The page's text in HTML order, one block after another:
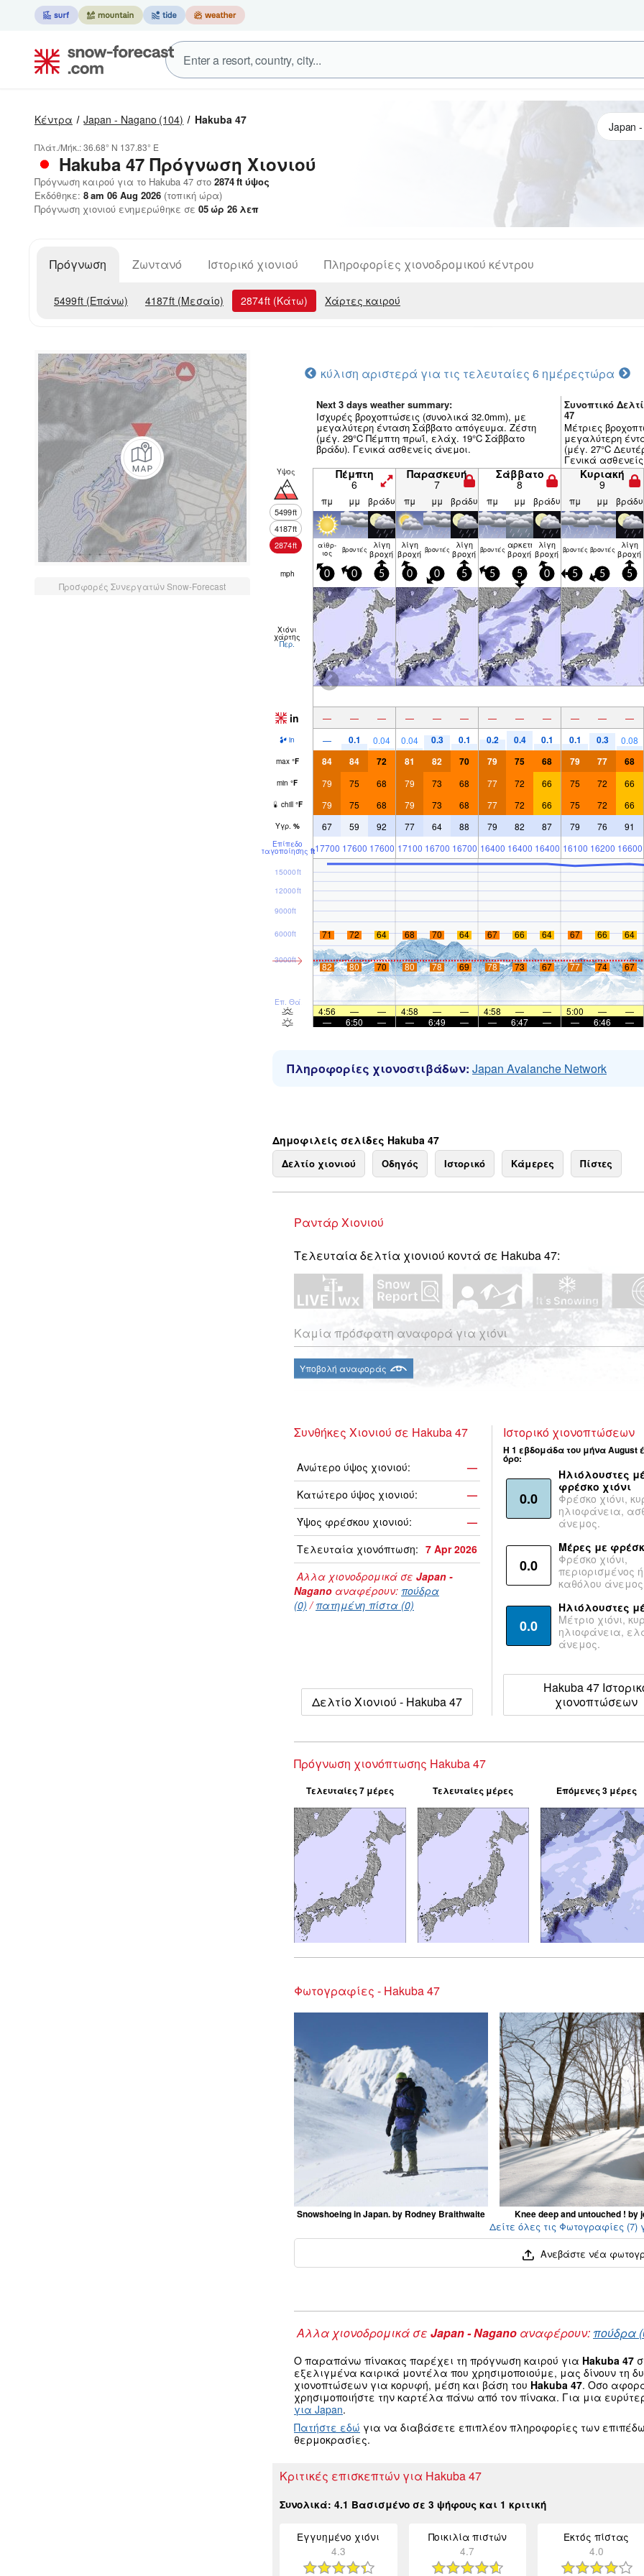
Κέντρα Japan - Nagano (104) Hakuba 47
Πλάτ./Μήκ.:36.68° N 137.83° E
Hakuba 47 Πρόγνωση Χιονιού
Πρόγνωση καιρού για το Hakuba 47 στο 2874ft ύψος
Εκδόθηκε: 8 am 06 Aug 2026 (τοπική ώρα)
Πρόγνωση χιονιού ενημερώθηκε σε 05ώρ 26 λεπ
Πρόγνωση Ζωντανό Ιστορικό χιονιού Πληροφορίες χιονοδρομικού κέντρου
5499ft (Επάνω) 4187ft (Μεσαίο) 2874ft (Κάτω) Χάρτες καιρού
Προσφορές Συνεργατών Snow-Forecast
κύλιση αριστερά για τις τελευταίες 6 ημέρεςτώρα
Next 3 days weather summary:
Ισχυρές βροχοπτώσεις (συνολικά 32.0mm), με
μεγαλύτερη ένταση Σάββατο απόγευμα. Ζέστη
(μέγ. 29°C Πέμπτη πρωΐ, ελάχ. 19°C Σάββατο
βράδυ). Γενικά ασθενείς άνεμοι.
Συνοπτικό
47
Μέτριες
μεγαλύτερη
(μέγ. 27°C
Γενικά
Υψος
5499ft
4187ft
2874ft
Πέμπτη
6
Παρασκευή
7
Σάββατο
8
Κυριακή
9
πμ μμ βράδυ πμ μμ βράδυ πμ μμ βράδυ πμ μμ βράδυ
αίθρ­
ιος βρον­τές λίγη
βροχή
λίγη
βροχή βρον­τές λίγη
βροχή βρον­τές αρκετή
βροχή
λίγη
βροχή βρον­τές βρον­τές λίγη
βροχή
mph 0 0 5 0 0 5 5 5 0 5 5 5
Χιόνι
χάρτης
Περ.
in — — — — — — — — — — — —
in — 0.1 0.04 0.04 0.3 0.1 0.2 0.4 0.1 0.1 0.3 0.08
max °F 84 84 72 81 82 70 79 75 68 79 77 68
min °F 79 75 68 79 73 68 77 72 66 75 72 66
chill °F 79 75 68 79 73 68 77 72 66 75 72 66
Υγρ. % 67 59 92 77 64 88 79 82 87 79 76 91
Επίπεδο
παγοποίησης ft17700 17600 17600 17100 16700 16700 16400 16400 16400 16100 16200 16600
Επ. Θάλ
3000ft
6000ft
9000ft
12000ft
15000ft
71 72 64 68 70 64 67 66 64 67 66 64
82 80 70 80 78 69 78 73 67 77 74 67
4:56 — — 4:58 — — 4:58 — — 5:00 — —
—
6:50 — — 6:49 — — 6:47 — — 6:46 —
Πληροφορίες χιονοστιβάδων: Japan Avalanche Network
Δημοφιλείς σελίδες Hakuba 47
Δελτίο χιονιού Οδηγός Ιστορικό Κάμερες Πίστες
Ραντάρ Χιονιού
Τελευταία δελτία χιονιού κοντά σε Hakuba 47:
Καμία πρόσφατη αναφορά για χιόνι
Υποβολή αναφοράς
Συνθήκες Χιονιού σε Hakuba 47
Ανώτερο ύψος χιονιού:
—
Κατώτερο ύψος χιονιού:
—
Ύψος φρέσκου χιονιού:
—
Τελευταία χιονόπτωση: 7 Apr 2026
Αλλα χιονοδρομικά σε Japan -
Nagano αναφέρουν: πούδρα
(0) /πατημένη πίστα (0)
Δελτίο Χιονιού - Hakuba 47
Ιστορικό χιονοπτώσεων
Η 1 εβδομάδα του μήνα August
όρο:
0.0
Ηλιόλουστες
φρέσκο χιόνι
Φρέσκο χιόνι,
ηλιοφάνεια,
άνεμος.
0.0
Μέρες με
Φρέσκο χιόνι,
περιορισμένος
καθόλου
0.0
Ηλιόλουστες
Μέτριο χιόνι,
ηλιοφάνεια,
άνεμος.
Hakuba 47
χιονοπτώσεων
Πρόγνωση χιονόπτωσης Hakuba 47
Τελευταίες 7 μέρες Τελευταίες μέρες Επόμενες 3 μέρες
Φωτογραφίες - Hakuba 47
Snowshoeing in Japan. by Rodney Braithwaite Knee deep and untouched ! by
Δείτε όλες τις Φωτογραφίες (7)
Ανεβάστε νέα
Αλλα χιονοδρομικά σε Japan - Nagano αναφέρουν: πούδρα
Ο παραπάνω πίνακας παρέχει τη πρόγνωση καιρού για Hakuba 47
εξελιγμένα καιρικά μοντέλα που χρησιμοποιούμε, μας δίνουν τη
χιονοπτώσεων για κορυφή, μέση και βάση του Hakuba 47. Οσο
χρησιμοποιήστε την καρτέλα πάνω από τον πίνακα. Για μια
για Japan.
Πατήστε εδώ για να διαβάσετε επιπλέον πληροφορίες των
θερμοκρασίες.
Κριτικές επισκεπτών για Hakuba 47
Συνολικά: 4.1 Βασισμένο σε 3 ψήφους και 1 κριτική
Εγγυημένο χιόνι
4.3
Ποικιλία πιστών
4.7
Εκτός πίστας
4.0